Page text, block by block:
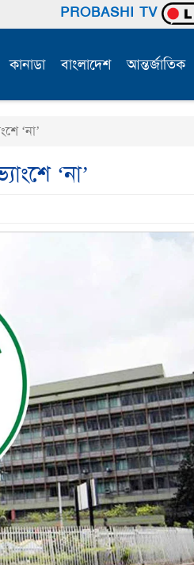
PROBASHI TV
কানাডা বাংলাদেশ আন্তর্জাতিক
‘না’
‘না’